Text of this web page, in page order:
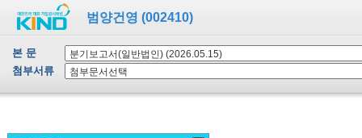
범양건영 (002410)
본 문
첨부서류